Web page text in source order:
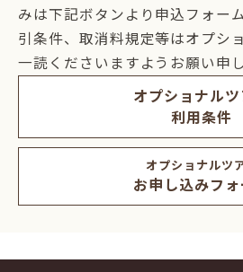
みは下記ボタンより申込フォー
引条件、取消料規定等はオプシ
一読くださいますようお願い申
オプショナルツ
利用条件
オプショナルツ
お申し込みフォ